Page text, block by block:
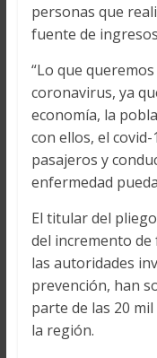
personas que
fuente de
“Lo que
coronavirus, ya
economía, la
con ellos, el
pasajeros y
enfermedad
El titular del
del incremento
las autoridades
prevención, han
parte de las 20
la región.